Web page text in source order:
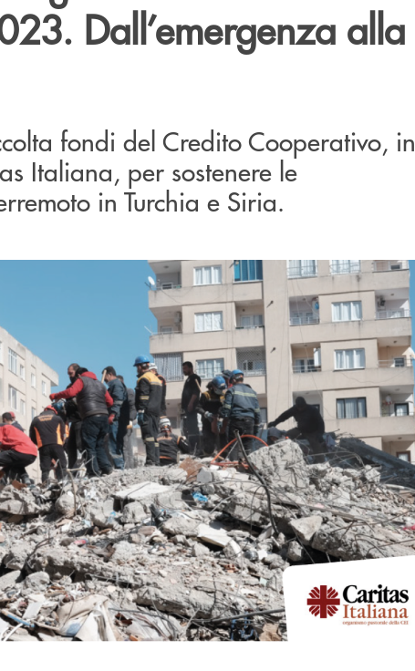
Dall’emergenza alla
fondi del Credito Cooperativo, in
Italiana, per sostenere le
in Turchia e Siria.